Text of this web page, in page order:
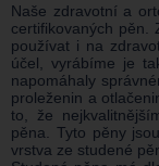
Naše zdravotní a
certifikovaných pěn.
používat i na
účel, vyrábíme je
napomáhaly
proleženin a
to, že
pěna. Tyto pěny
vrstva ze studené